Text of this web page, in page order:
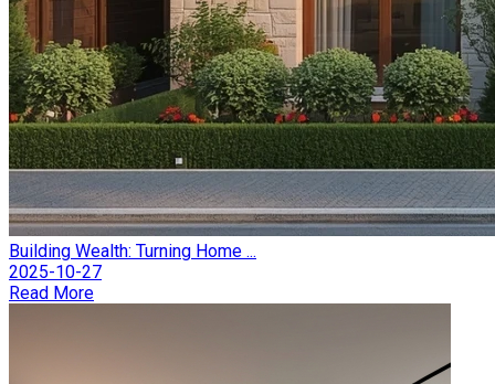
Building Wealth: Turning Home ...
2025-10-27
Read More